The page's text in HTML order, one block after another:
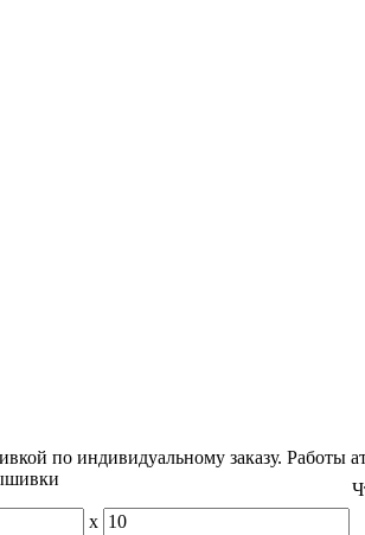
по индивидуальному заказу. Работы
x